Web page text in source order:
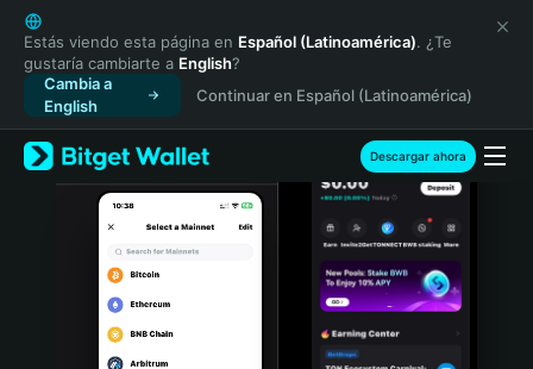
English
日本語
Tiếng Việt
Русский
Español (Latinoamérica)
Türkçe
Italiano
Português (Portugal)
Bahasa Indonesia
Estás viendo esta página en Español (Latinoamérica). ¿Te
gustaría cambiarte a English?
Cambia a
English
Continuar en Español (Latinoamérica)
Descargar ahora